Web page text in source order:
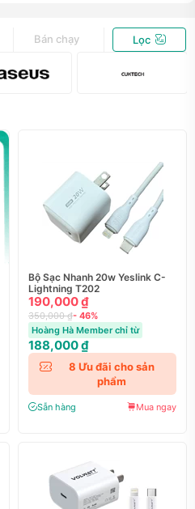
Bán chạy Lọc
Bộ Sạc Nhanh 20w Yeslink C-
Lightning T202
190,000 ₫
350,000 ₫- 46%
Hoàng Hà Member chỉ từ
188,000 ₫
8 Ưu đãi cho sản
phẩm
Sẵn hàng Mua ngay